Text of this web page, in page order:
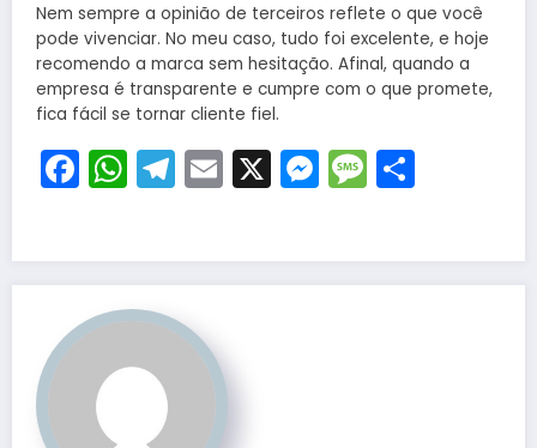
Nem sempre a opinião de terceiros reflete o que você
pode vivenciar. No meu caso, tudo foi excelente, e hoje
recomendo a marca sem hesitação. Afinal, quando a
empresa é transparente e cumpre com o que promete,
fica fácil se tornar cliente fiel.
Facebook
WhatsApp
Telegram
Email
X Messenger
Message